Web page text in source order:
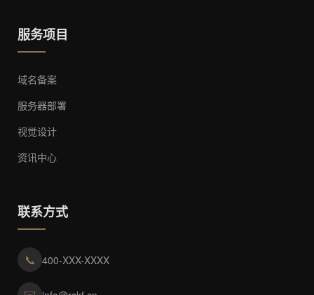
服务项目
域名备案
服务器部署
视觉设计
资讯中心
联系方式
📞 400-XXX-XXXX